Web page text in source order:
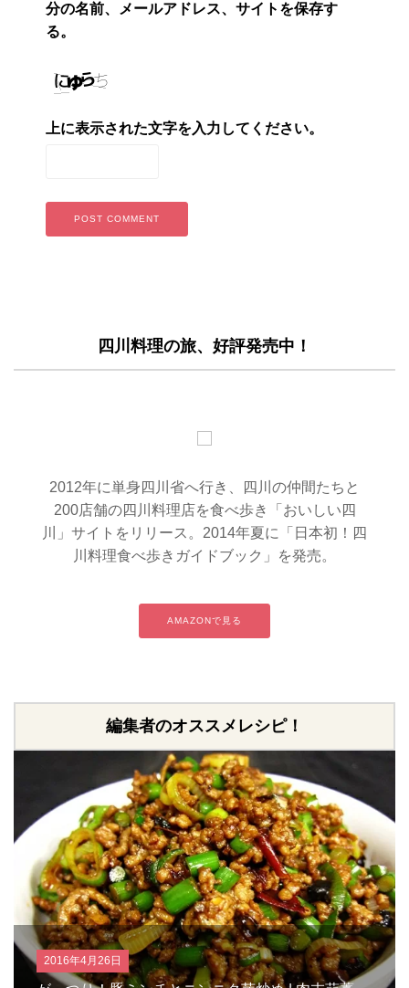
分の名前、メールアドレス、サイトを保存す
る。
上に表示された文字を入力してください。
四川料理の旅、好評発売中！
2012年に単身四川省へ行き、四川の仲間たちと
200店舗の四川料理店を食べ歩き「おいしい四
川」サイトをリリース。2014年夏に「日本初！四
川料理食べ歩きガイドブック」を発売。
AMAZONで見る
編集者のオススメレシピ！
2016年4月26日